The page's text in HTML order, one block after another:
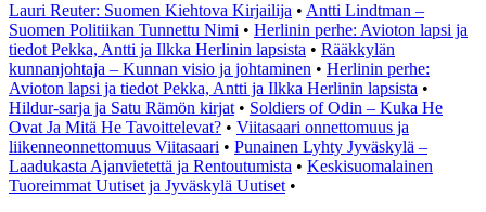
Lauri Reuter: Suomen Kiehtova Kirjailija • Antti Lindtman –
Suomen Politiikan Tunnettu Nimi • Herlinin perhe: Avioton lapsi ja
tiedot Pekka, Antti ja Ilkka Herlinin lapsista • Rääkkylän
kunnanjohtaja – Kunnan visio ja johtaminen • Herlinin perhe:
Avioton lapsi ja tiedot Pekka, Antti ja Ilkka Herlinin lapsista •
Hildur-sarja ja Satu Rämön kirjat • Soldiers of Odin – Kuka He
Ovat Ja Mitä He Tavoittelevat? • Viitasaari onnettomuus ja
liikenneonnettomuus Viitasaari • Punainen Lyhty Jyväskylä –
Laadukasta Ajanvietettä ja Rentoutumista • Keskisuomalainen
Tuoreimmat Uutiset ja Jyväskylä Uutiset •